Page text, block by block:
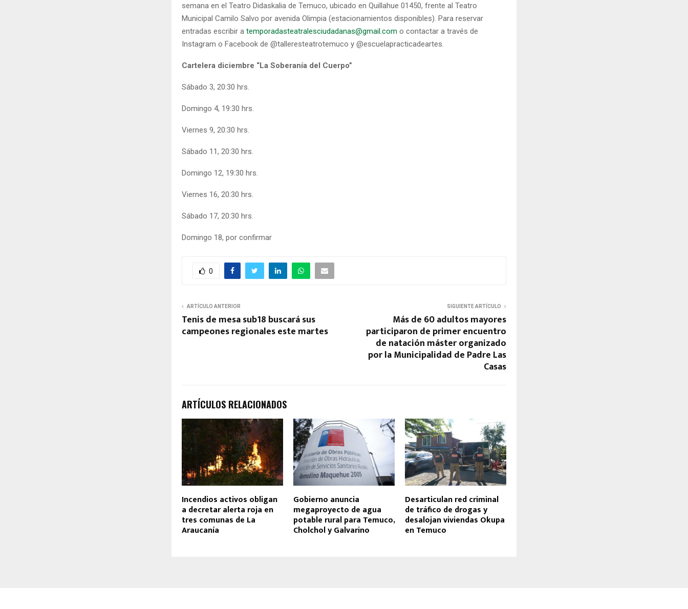
semana en el Teatro Didaskalia de Temuco, ubicado en Quillahue 01450, frente al Teatro
Municipal Camilo Salvo por avenida Olimpia (estacionamientos disponibles). Para reservar
entradas escribir a temporadasteatralesciudadanas@gmail.com o contactar a través de
Instagram o Facebook de @talleresteatrotemuco y @escuelapracticadeartes.
Cartelera diciembre “La Soberanía del Cuerpo”
Sábado 3, 20:30 hrs.
Domingo 4, 19:30 hrs.
Viernes 9, 20:30 hrs.
Sábado 11, 20:30 hrs.
Domingo 12, 19:30 hrs.
Viernes 16, 20:30 hrs.
Sábado 17, 20:30 hrs.
Domingo 18, por confirmar
0
ARTÍCULO ANTERIOR
Tenis de mesa sub18 buscará sus
campeones regionales este martes
SIGUIENTE ARTÍCULO
Más de 60 adultos mayores
participaron de primer encuentro
de natación máster organizado
por la Municipalidad de Padre Las
Casas
ARTÍCULOS RELACIONADOS
Incendios activos obligan
a decretar alerta roja en
tres comunas de La
Araucanía
Gobierno anuncia
megaproyecto de agua
potable rural para Temuco,
Cholchol y Galvarino
Desarticulan red criminal
de tráfico de drogas y
desalojan viviendas Okupa
en Temuco